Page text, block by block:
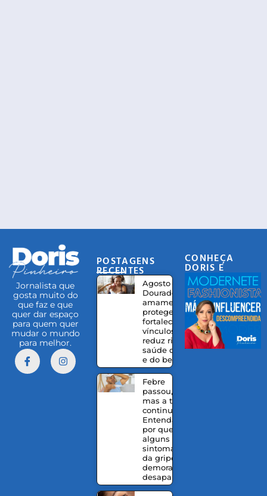
Jornalista que
gosta muito do
que faz e que
quer dar espaço
para quem quer
mudar o mundo
para melhor.
POSTAGENS
RECENTES
Agosto
Dourado:
amamentação
protege,
fortalece
vínculos e
reduz riscos à
saúde da mãe
e do bebê
Febre
passou,
mas a tosse
continua?
Entenda
por que
alguns
sintomas
da gripe
demoram a
desaparecer
CONHEÇA
DORIS E
EQUIPE